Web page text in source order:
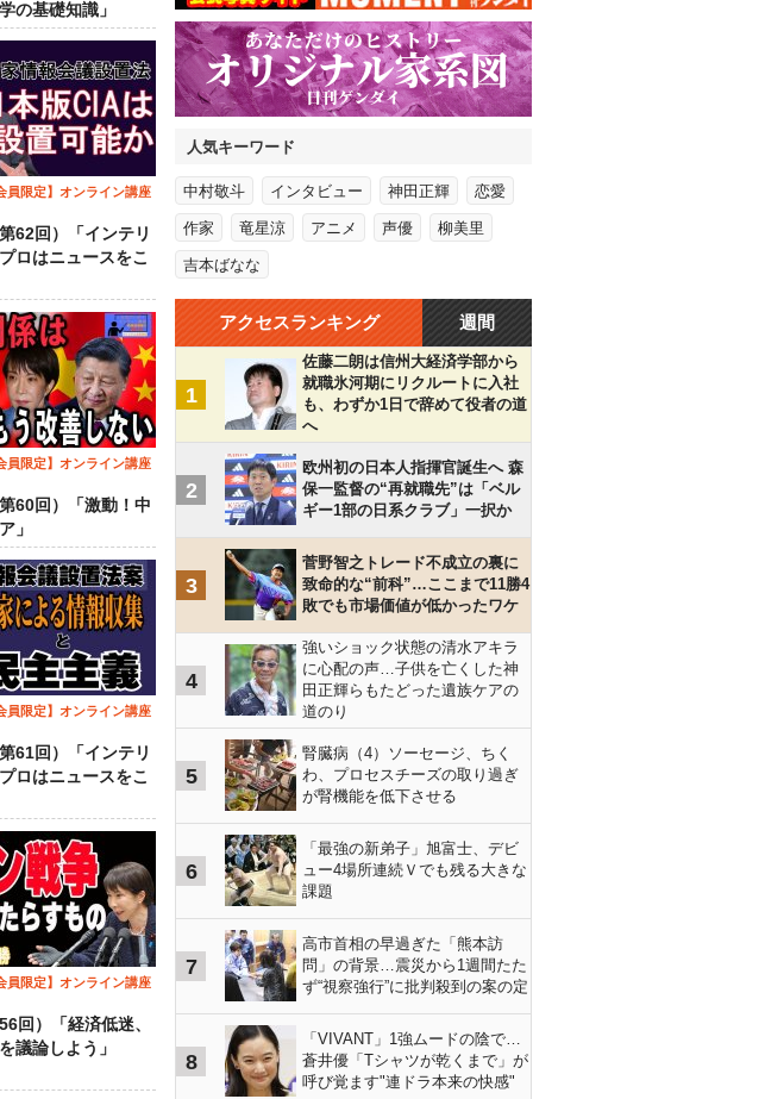
の基礎知識」
員限定】オンライン講座
62回）「インテリ
ロはニュースをこ
員限定】オンライン講座
60回）「激動！中
」
員限定】オンライン講座
61回）「インテリ
ロはニュースをこ
員限定】オンライン講座
回）「経済低迷、
議論しよう」
人気キーワード
中村敬斗 インタビュー 神田正輝 恋愛
作家 竜星涼 アニメ 声優 柳美里
吉本ばなな
アクセスランキング 週間
1
佐藤二朗は信州大経済学部から
就職氷河期にリクルートに入社
も、わずか1日で辞めて役者の道
へ
2
欧州初の日本人指揮官誕生へ 森
保一監督の“再就職先”は「ベル
ギー1部の日系クラブ」一択か
3
菅野智之トレード不成立の裏に
致命的な“前科”…ここまで11勝4
敗でも市場価値が低かったワケ
4
強いショック状態の清水アキラ
に心配の声…子供を亡くした神
田正輝らもたどった遺族ケアの
道のり
5
腎臓病（4）ソーセージ、ちく
わ、プロセスチーズの取り過ぎ
が腎機能を低下させる
6
「最強の新弟子」旭富士、デビ
ュー4場所連続Ｖでも残る大きな
課題
7
高市首相の早過ぎた「熊本訪
問」の背景…震災から1週間たた
ず“視察強行”に批判殺到の案の定
8
「VIVANT」1強ムードの陰で…
蒼井優「Tシャツが乾くまで」が
呼び覚ます"連ドラ本来の快感"